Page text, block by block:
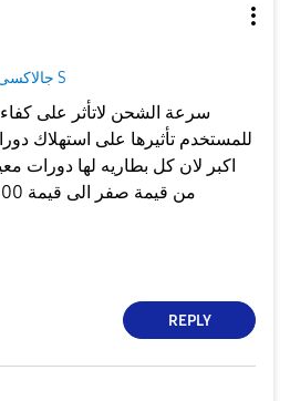
جالاكسى S
سرعة الشحن لاتأثر على
للمستخدم تأثيرها على استهلاك
اكبر لان كل بطاريه لها دورات
من قيمة صفر الى قيمة 100 دوره من عمر البطاريه
REPLY